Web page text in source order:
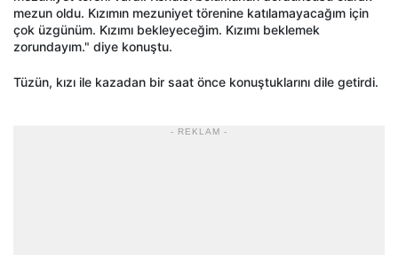
mezun oldu. Kızımın mezuniyet törenine katılamayacağım için
çok üzgünüm. Kızımı bekleyeceğim. Kızımı beklemek
zorundayım." diye konuştu.
Tüzün, kızı ile kazadan bir saat önce konuştuklarını dile getirdi.
- REKLAM -